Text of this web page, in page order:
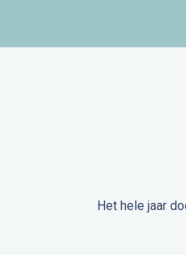
Het hele jaar